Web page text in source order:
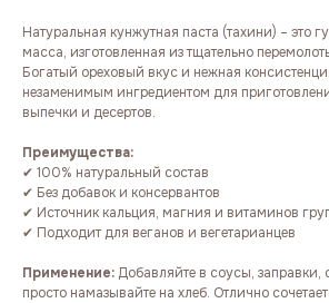
Натуральная кунжутная паста (тахини) – это
масса, изготовленная из тщательно
Богатый ореховый вкус и нежная
незаменимым ингредиентом для
выпечки и десертов.
Преимущества:
✔ 100% натуральный состав
✔ Без добавок и консервантов
✔ Источник кальция, магния и витаминов
✔ Подходит для веганов и вегетарианцев
Применение: Добавляйте в соусы,
просто намазывайте на хлеб. Отлично